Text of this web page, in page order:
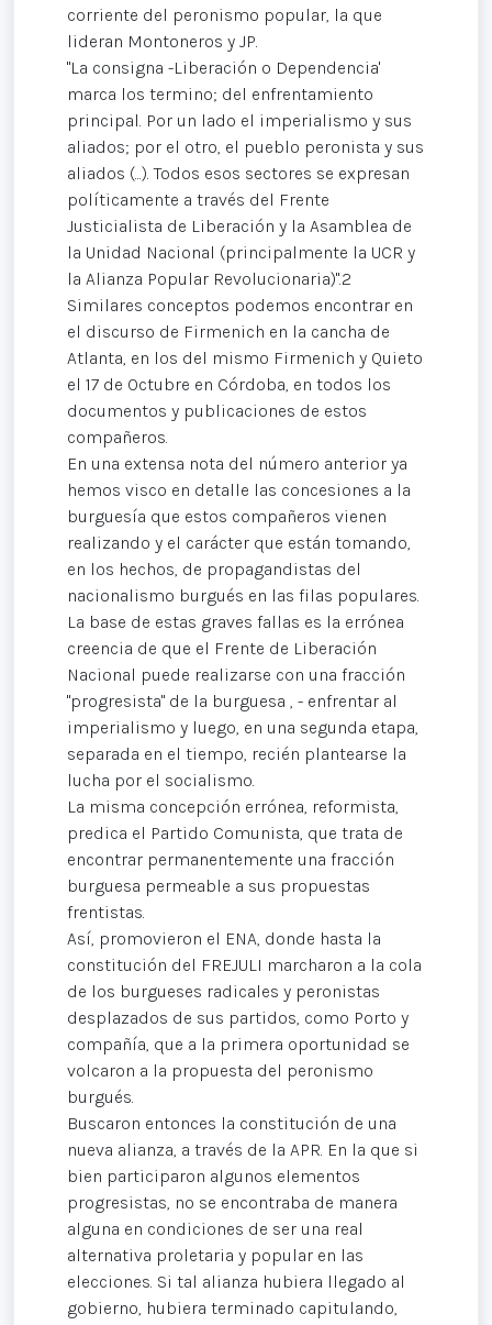
corriente del peronismo popular, la que
lideran Montoneros y JP.
"La consigna -Liberación o Dependencia'
marca los termino; del enfrentamiento
principal. Por un lado el imperialismo y sus
aliados; por el otro, el pueblo peronista y sus
aliados (...). Todos esos sectores se expresan
políticamente a través del Frente
Justicialista de Liberación y la Asamblea de
la Unidad Nacional (principalmente la UCR y
la Alianza Popular Revolucionaria)".2
Similares conceptos podemos encontrar en
el discurso de Firmenich en la cancha de
Atlanta, en los del mismo Firmenich y Quieto
el 17 de Octubre en Córdoba, en todos los
documentos y publicaciones de estos
compañeros.
En una extensa nota del número anterior ya
hemos visco en detalle las concesiones a la
burguesía que estos compañeros vienen
realizando y el carácter que están tomando,
en los hechos, de propagandistas del
nacionalismo burgués en las filas populares.
La base de estas graves fallas es la errónea
creencia de que el Frente de Liberación
Nacional puede realizarse con una fracción
"progresista" de la burguesa , - enfrentar al
imperialismo y luego, en una segunda etapa,
separada en el tiempo, recién plantearse la
lucha por el socialismo.
La misma concepción errónea, reformista,
predica el Partido Comunista, que trata de
encontrar permanentemente una fracción
burguesa permeable a sus propuestas
frentistas.
Así, promovieron el ENA, donde hasta la
constitución del FREJULI marcharon a la cola
de los burgueses radicales y peronistas
desplazados de sus partidos, como Porto y
compañía, que a la primera oportunidad se
volcaron a la propuesta del peronismo
burgués.
Buscaron entonces la constitución de una
nueva alianza, a través de la APR. En la que si
bien participaron algunos elementos
progresistas, no se encontraba de manera
alguna en condiciones de ser una real
alternativa proletaria y popular en las
elecciones. Si tal alianza hubiera llegado al
gobierno, hubiera terminado capitulando,